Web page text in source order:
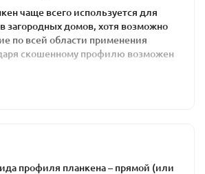
чаще всего используется для
загородных домов, хотя возможно
по всей области применения
скошенному профилю возможен
осадкам.
делают скошенный планкен
для оформления фасадов.
профиля планкена – прямой (или